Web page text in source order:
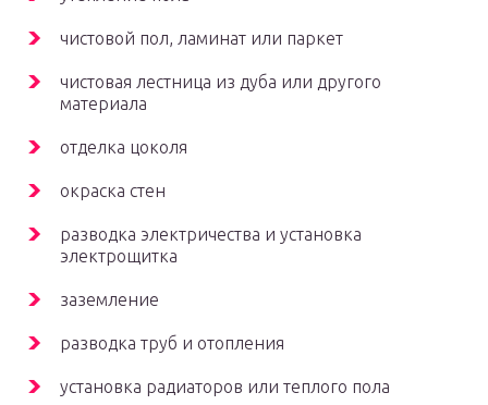
чистовой пол, ламинат или паркет
чистовая лестница из дуба или другого
материала
отделка цоколя
окраска стен
разводка электричества и установка
электрощитка
заземление
разводка труб и отопления
установка радиаторов или теплого пола